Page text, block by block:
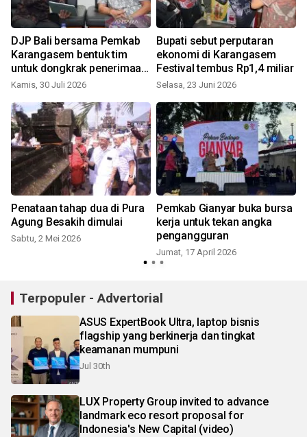
DJP Bali bersama Pemkab
Karangasem bentuk tim
untuk dongkrak penerimaan
pajak
Kamis, 30 Juli 2026
Bupati sebut perputaran
ekonomi di Karangasem
Festival tembus Rp1,4 miliar
Selasa, 23 Juni 2026
Penataan tahap dua di Pura
Agung Besakih dimulai
Sabtu, 2 Mei 2026
Pemkab Gianyar buka bursa
kerja untuk tekan angka
pengangguran
Jumat, 17 April 2026
Terpopuler - Advertorial
ASUS ExpertBook Ultra, laptop bisnis
flagship yang berkinerja dan tingkat
keamanan mumpuni
Jul 30th
LUX Property Group invited to advance
landmark eco resort proposal for
Indonesia's New Capital (video)